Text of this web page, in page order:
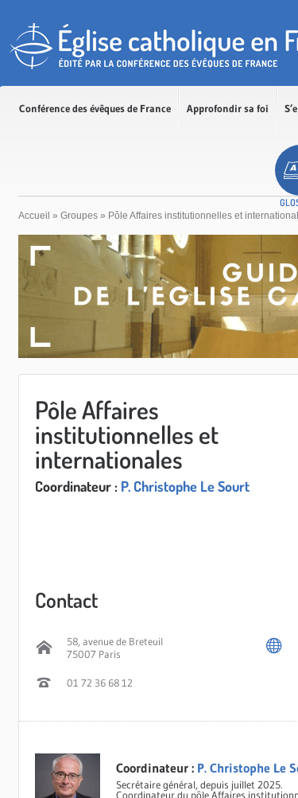
Conférence des évêques de France Approfondir sa foi
Accueil » Groupes » Pôle Affaires institutionnelles et
Pôle Affaires
institutionnelles et
internationales
Coordinateur : P. Christophe Le Sourt
Contact
58, avenue de Breteuil
75007 Paris
01 72 36 68 12
Coordinateur : P. Christophe Le
Secrétaire général, depuis juillet 2025.
Coordinateur du pôle Affaires